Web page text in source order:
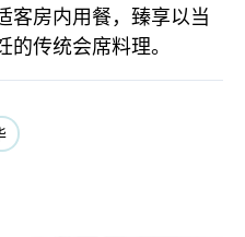
客房内用餐，臻享以当
传统会席料理。